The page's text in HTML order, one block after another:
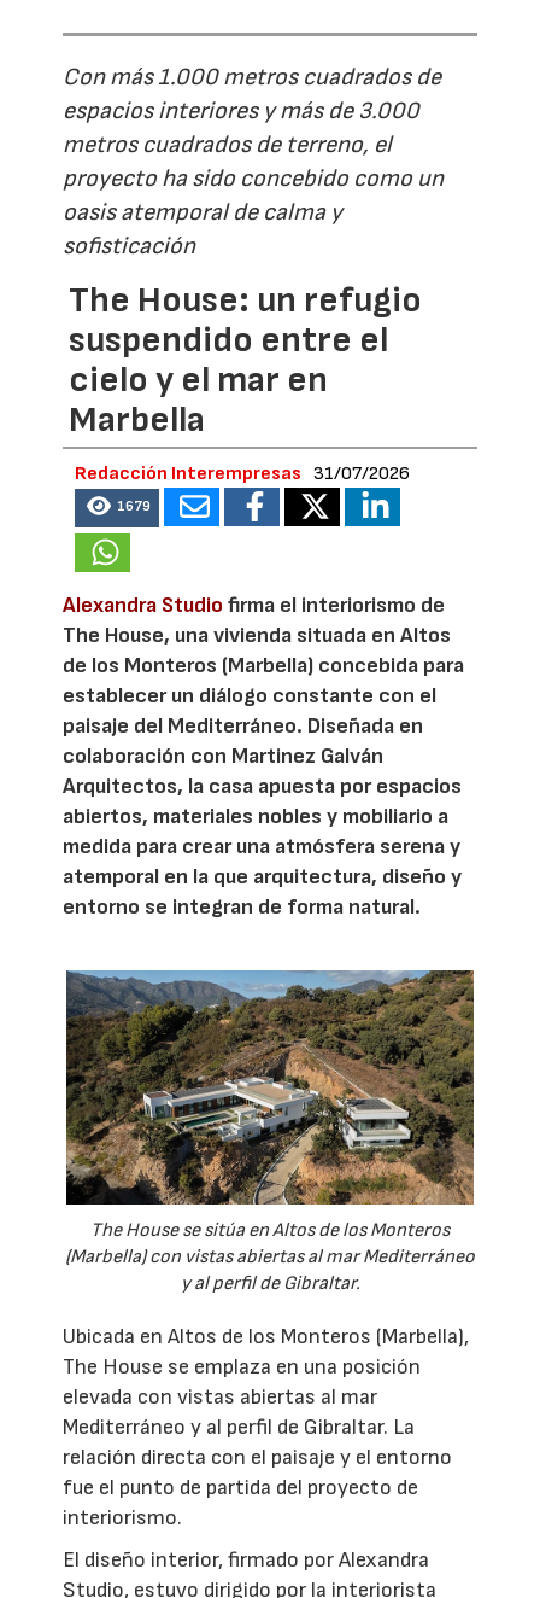
Con más 1.000 metros cuadrados de
espacios interiores y más de 3.000
metros cuadrados de terreno, el
proyecto ha sido concebido como un
oasis atemporal de calma y
sofisticación
The House: un refugio
suspendido entre el
cielo y el mar en
Marbella
Redacción Interempresas 31/07/2026
1679
Alexandra Studio firma el interiorismo de
The House, una vivienda situada en Altos
de los Monteros (Marbella) concebida para
establecer un diálogo constante con el
paisaje del Mediterráneo. Diseñada en
colaboración con Martinez Galván
Arquitectos, la casa apuesta por espacios
abiertos, materiales nobles y mobiliario a
medida para crear una atmósfera serena y
atemporal en la que arquitectura, diseño y
entorno se integran de forma natural.
The House se sitúa en Altos de los Monteros
(Marbella) con vistas abiertas al mar Mediterráneo
y al perfil de Gibraltar.
Ubicada en Altos de los Monteros (Marbella),
The House se emplaza en una posición
elevada con vistas abiertas al mar
Mediterráneo y al perfil de Gibraltar. La
relación directa con el paisaje y el entorno
fue el punto de partida del proyecto de
interiorismo.
El diseño interior, firmado por Alexandra
Studio, estuvo dirigido por la interiorista